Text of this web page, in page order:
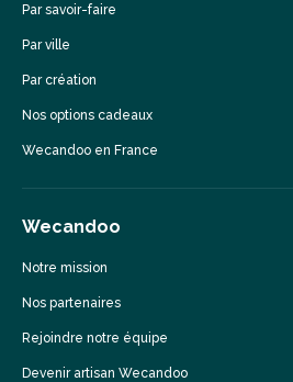
Par savoir-faire
Par ville
Par création
Nos options cadeaux
Wecandoo en France
Wecandoo
Notre mission
Nos partenaires
Rejoindre notre équipe
Devenir artisan Wecandoo